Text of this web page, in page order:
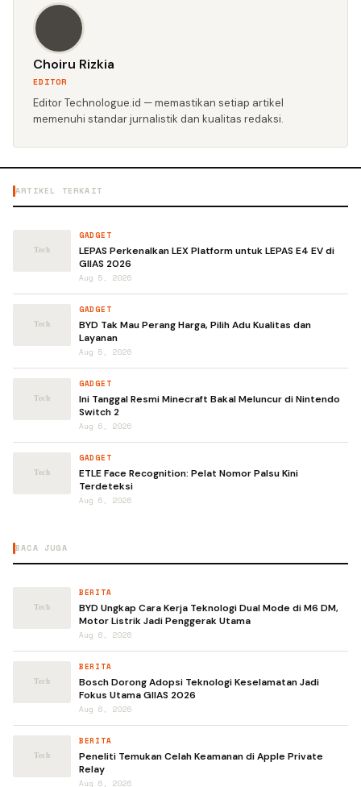
Choiru Rizkia
EDITOR
Editor Technologue.id — memastikan setiap artikel
memenuhi standar jurnalistik dan kualitas redaksi.
ARTIKEL TERKAIT
GADGET
LEPAS Perkenalkan LEX Platform untuk LEPAS E4 EV di
GIIAS 2026
Aug 5, 2026
GADGET
BYD Tak Mau Perang Harga, Pilih Adu Kualitas dan
Layanan
Aug 5, 2026
GADGET
Ini Tanggal Resmi Minecraft Bakal Meluncur di Nintendo
Switch 2
Aug 6, 2026
GADGET
ETLE Face Recognition: Pelat Nomor Palsu Kini
Terdeteksi
Aug 6, 2026
BACA JUGA
BERITA
BYD Ungkap Cara Kerja Teknologi Dual Mode di M6 DM,
Motor Listrik Jadi Penggerak Utama
Aug 6, 2026
BERITA
Bosch Dorong Adopsi Teknologi Keselamatan Jadi
Fokus Utama GIIAS 2026
Aug 6, 2026
BERITA
Peneliti Temukan Celah Keamanan di Apple Private
Relay
Aug 6, 2026